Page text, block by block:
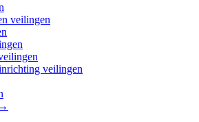
veilingen
veilingen